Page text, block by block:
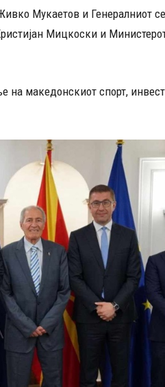
Мукаетов и Генералниот
Мицкоски и
на македонскиот спорт,